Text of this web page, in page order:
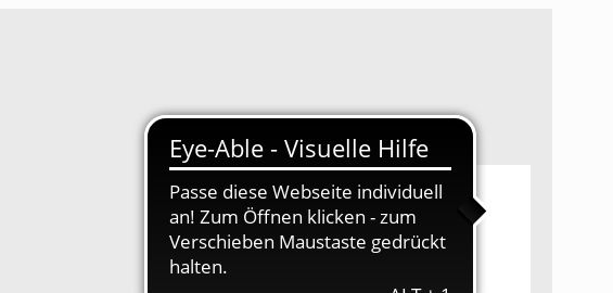
UNSER VEREIN
Artikel
Vorstand
Geschäftsstelle